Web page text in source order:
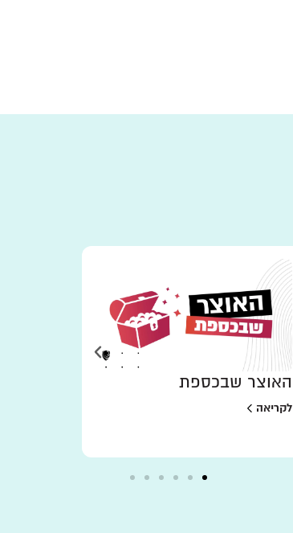
האוצר שבכספת
לקריאה